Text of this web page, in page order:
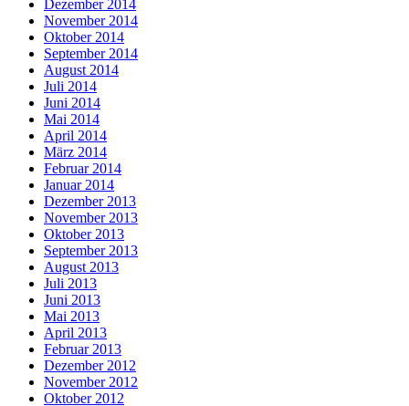
Dezember 2014
November 2014
Oktober 2014
September 2014
August 2014
Juli 2014
Juni 2014
Mai 2014
April 2014
März 2014
Februar 2014
Januar 2014
Dezember 2013
November 2013
Oktober 2013
September 2013
August 2013
Juli 2013
Juni 2013
Mai 2013
April 2013
Februar 2013
Dezember 2012
November 2012
Oktober 2012